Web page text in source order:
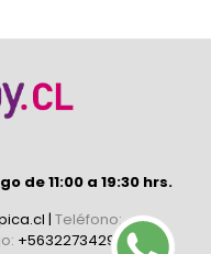
de 11:00 a 19:30 hrs.
| Teléfono:
+56322734296